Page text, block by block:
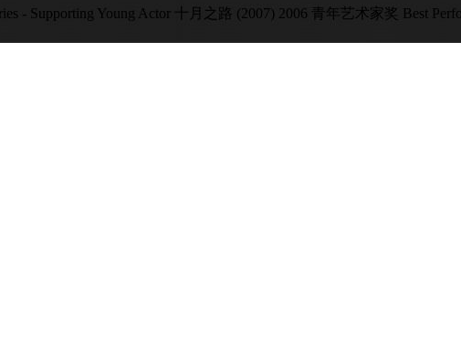
- Supporting Young Actor 十月之路 (2007) 2006 青年艺术家奖 Best